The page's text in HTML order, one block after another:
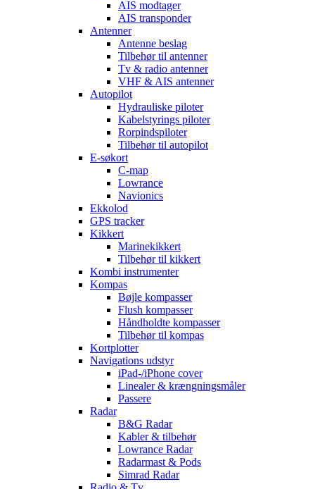
AIS modtager
AIS transponder
Antenner
Antenne beslag
Tilbehør til antenner
Tv & radio antenner
VHF & AIS antenner
Autopilot
Hydrauliske piloter
Kabelstyrings piloter
Rorpindspiloter
Tilbehør til autopilot
E-søkort
C-map
Lowrance
Navionics
Ekkolod
GPS tracker
Kikkert
Marinekikkert
Tilbehør til kikkert
Kombi instrumenter
Kompas
Bøjle kompasser
Flush kompasser
Håndholdte kompasser
Tilbehør til kompas
Kortplotter
Navigations udstyr
iPad-/iPhone cover
Linealer & krængningsmåler
Passere
Radar
B&G Radar
Kabler & tilbehør
Lowrance Radar
Radarmast & Pods
Simrad Radar